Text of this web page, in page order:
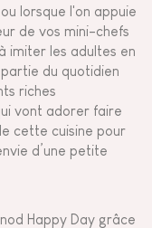
lorsque l'on appuie
de vos mini-chefs
imiter les adultes en
du quotidien
riches
vont adorer faire
cette cuisine pour
d’une petite
Happy Day grâce